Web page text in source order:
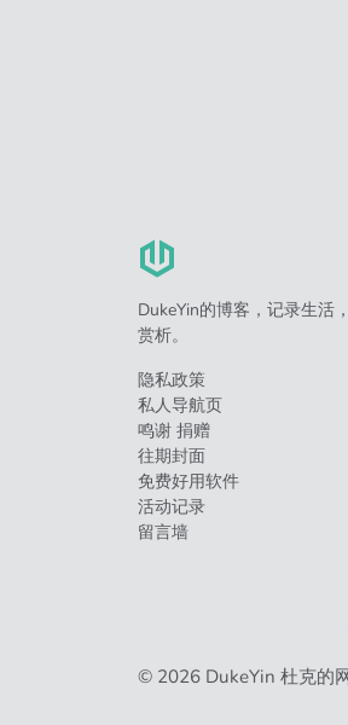
DukeYin的博客，记录生活
赏析。
隐私政策
私人导航页
鸣谢 捐赠
往期封面
免费好用软件
活动记录
留言墙
© 2026 DukeYin 杜克的